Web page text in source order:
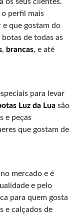
o perfil mais
e que gostam do
de todas as
, brancas, e até
para levar
Luz da Lua são
e peças
que gostam de
mercado e é
e pelo
para quem gosta
e calçados de